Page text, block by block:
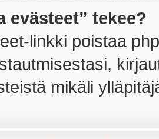
evästeet” tekee?
linkki poistaa
mikäli